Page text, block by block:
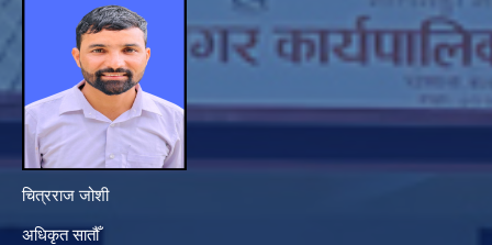
चित्रराज जोशी
अधिकृत सातौँ